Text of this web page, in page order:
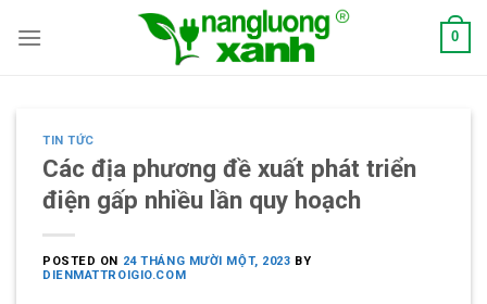
0
TIN TỨC
Các địa phương đề xuất phát triển
điện gấp nhiều lần quy hoạch
POSTED ON 24 THÁNG MƯỜI MỘT, 2023 BY
DIENMATTROIGIO.COM